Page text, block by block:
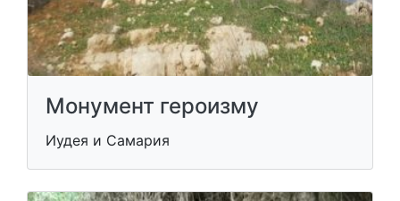
Монумент героизму
Иудея и Самария